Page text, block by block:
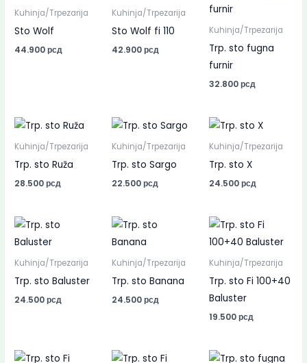
Kuhinja/Trpezarija
Sto Wolf
44.900рсд
Kuhinja/Trpezarija
Sto Wolf fi 110
42.900рсд
Kuhinja/Trpezarija
Trp. sto fugna
furnir
32.800рсд
Kuhinja/Trpezarija
Trp. sto Ruža
28.500рсд
Kuhinja/Trpezarija
Trp. sto Sargo
22.500рсд
Kuhinja/Trpezarija
Trp. sto X
24.500рсд
Kuhinja/Trpezarija
Trp. sto Baluster
24.500рсд
Kuhinja/Trpezarija
Trp. sto Banana
24.500рсд
Kuhinja/Trpezarija
Trp. sto Fi 100+40
Baluster
19.500рсд